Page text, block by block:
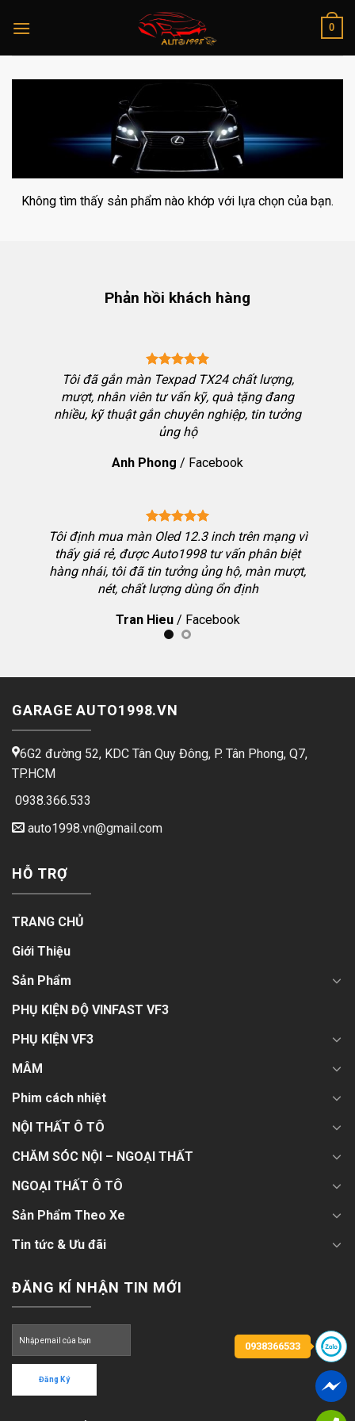
0
Không tìm thấy sản phẩm nào khớp với lựa chọn của bạn.
Phản hồi khách hàng
Tôi đã gắn màn Texpad TX24 chất lượng,
mượt, nhân viên tư vấn kỹ, quà tặng đang
nhiều, kỹ thuật gắn chuyên nghiệp, tin tưởng
ủng hộ
Anh Phong / Facebook
Tôi định mua màn Oled 12.3 inch trên mạng vì
thấy giá rẻ, được Auto1998 tư vấn phân biệt
hàng nhái, tôi đã tin tưởng ủng hộ, màn mượt,
nét, chất lượng dùng ổn định
Tran Hieu / Facebook
GARAGE AUTO1998.VN
6G2 đường 52, KDC Tân Quy Đông, P. Tân Phong, Q7,
TP.HCM
0938.366.533
auto1998.vn@gmail.com
HỖ TRỢ
TRANG CHỦ
Giới Thiệu
Sản Phẩm
PHỤ KIỆN ĐỘ VINFAST VF3
PHỤ KIỆN VF3
MÂM
Phim cách nhiệt
NỘI THẤT Ô TÔ
CHĂM SÓC NỘI – NGOẠI THẤT
NGOẠI THẤT Ô TÔ
Sản Phẩm Theo Xe
Tin tức & Ưu đãi
ĐĂNG KÍ NHẬN TIN MỚI
0938366533